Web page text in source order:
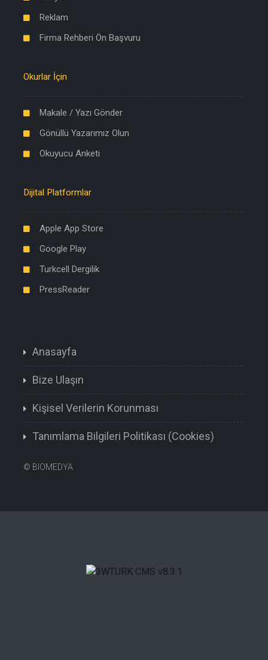
Reklam
Firma Rehberi Ön Başvuru
Okurlar İçin
Makale / Yazı Gönder
Gönüllü Yazarımız Olun
Okuyucu Anketi
Dijital Platformlar
Apple App Store
Google Play
Turkcell Dergilik
PressReader
Anasayfa
Bize Ulaşın
Kişisel Verilerin Korunması
Tanımlama Bilgileri Politikası (Cookies)
© BIOMEDYA